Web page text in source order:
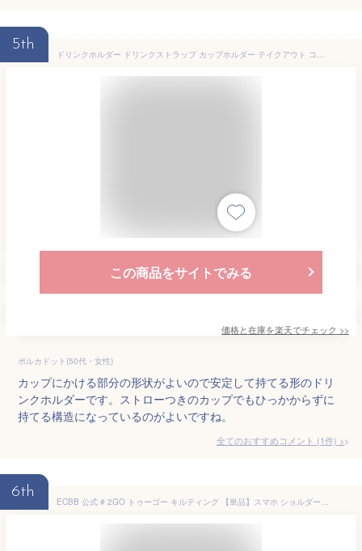
5th
ドリンクホルダー ドリンクストラップ カップホルダー テイクアウト コンビニ ファー ボア PUレザー タンブラー コーヒーカップ ホット アイス 紐 ストラップ スポーツ観戦 コストコ 持ち運び 持ち歩き ストロー ビール 食べ歩きも アウトドア お花見
この商品をサイトでみる
価格と在庫を楽天でチェック >>
ポルカドット(50代・女性)
カップにかける部分の形状がよいので安定して持てる形のドリ
ンクホルダーです。ストローつきのカップでもひっかからずに
持てる構造になっているのがよいですね。
全てのおすすめコメント (1件) >
6th
ECBB 公式 # 2GO トゥーゴー キルティング 【単品】スマホ ショルダーバッグ ドリンクホルダー 傾けても こぼれない 落ちない SmaDri スマドリ 小物 ペットボトル キャリーケース 自転車 ベビーカー (ブラック)